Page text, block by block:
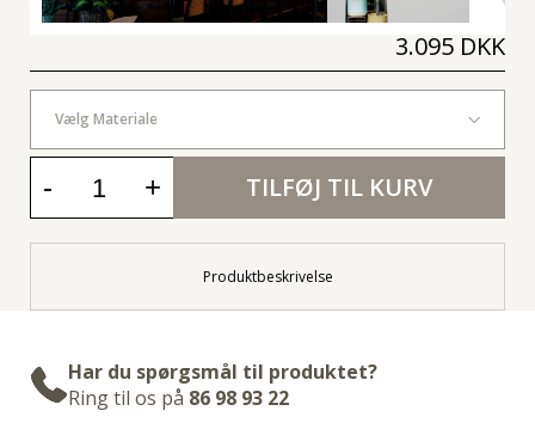
3.095 DKK
Vælg Materiale
- + TILFØJ TIL KURV
Produktbeskrivelse
Har du spørgsmål til produktet?
Ring til os på 86 98 93 22